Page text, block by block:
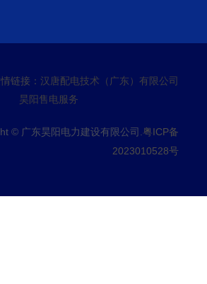
链接： 汉唐配电技术（广东）有限公司
昊阳售电服务
© 广东昊阳电力建设有限公司. 粤ICP备
2023010528号